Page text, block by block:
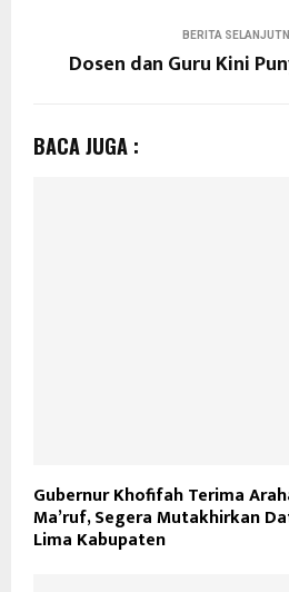
BERITA
Dosen dan Guru Kini
BACA JUGA :
Gubernur Khofifah Terima
Ma’ruf, Segera Mutakhirkan
Lima Kabupaten